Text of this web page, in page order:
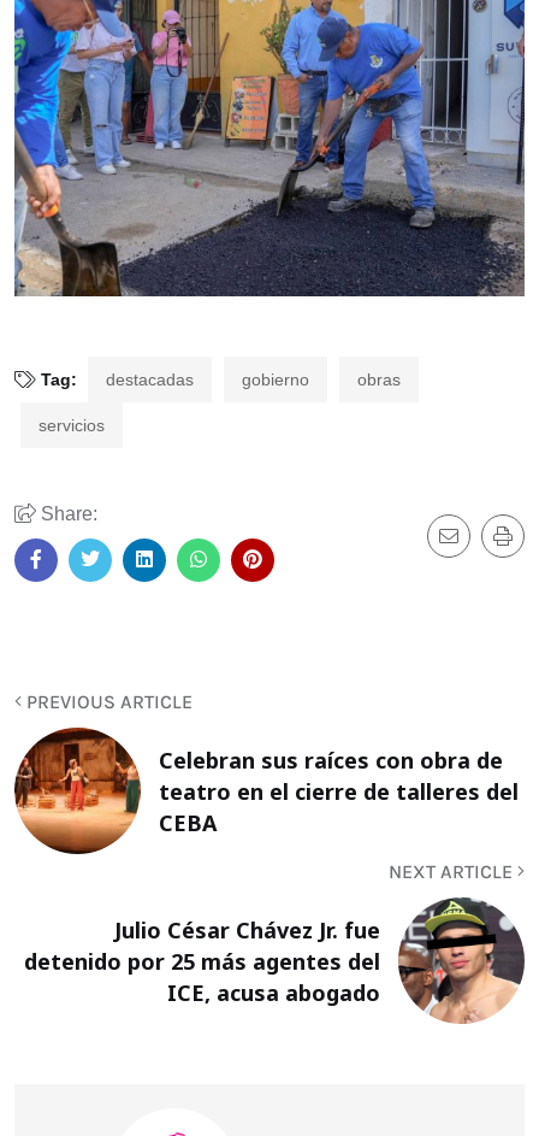
Tag: destacadas gobierno obras
servicios
Share:
PREVIOUS ARTICLE
Celebran sus raíces con obra de
teatro en el cierre de talleres del
CEBA
NEXT ARTICLE
Julio César Chávez Jr. fue
detenido por 25 más agentes del
ICE, acusa abogado